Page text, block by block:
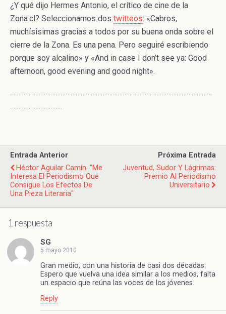
¿Y qué dijo Hermes Antonio, el crítico de cine de la
Zona.cl? Seleccionamos dos twitteos: «Cabros,
muchísisimas gracias a todos por su buena onda sobre el
cierre de la Zona. Es una pena. Pero seguiré escribiendo
porque soy alcalino» y «And in case I don’t see ya: Good
afternoon, good evening and good night».
…………………………………………………………………………………………………………
………………………….
Entrada Anterior
Héctor Aguilar Camín: "Me
Interesa El Periodismo Que
Consigue Los Efectos De
Una Pieza Literaria"
Próxima Entrada
Juventud, Sudor Y Lágrimas:
Premio Al Periodismo
Universitario
1 respuesta
SG
5 mayo 2010
Gran medio, con una historia de casi dos décadas.
Espero que vuelva una idea similar a los medios, falta
un espacio que reúna las voces de los jóvenes.
Reply